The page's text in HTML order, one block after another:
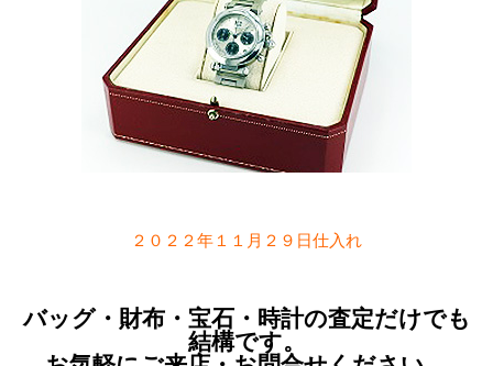
２０２２年１１月２９日仕入れ
バッグ・財布・宝石・時計の査定だけでも
結構です。